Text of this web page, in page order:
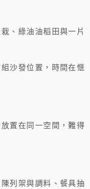
、綠油油稻田與一片
沙發位置，時間在愜
置在同一空間，難得
列架與調料、餐具抽